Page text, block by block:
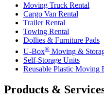
Moving Truck Rental
Cargo Van Rental
Trailer Rental
Towing Rental
Dollies & Furniture Pads
U-Box® Moving &
Self-Storage Units
Reusable Plastic Moving
Products &